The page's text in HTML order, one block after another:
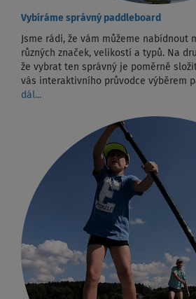
Vybíráme správný paddleboard
Jsme rádi, že vám můžeme nabídnout
různých značek, velikostí a typů. Na
že vybrat ten správný je poměrně
vás interaktivního průvodce výběrem
dál...